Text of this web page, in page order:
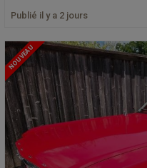
Publié il y a 2 jours
NOUVEAU